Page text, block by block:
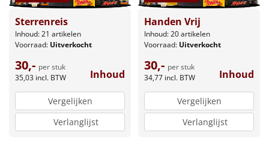
Sterrenreis
Inhoud: 21 artikelen
Voorraad: Uitverkocht
30,- per stuk
35,03 incl. BTW Inhoud
Vergelijken
Verlanglijst
Handen Vrij
Inhoud: 20 artikelen
Voorraad: Uitverkocht
30,- per stuk
34,77 incl. BTW Inhoud
Vergelijken
Verlanglijst